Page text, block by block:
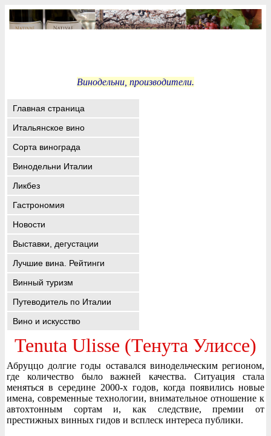
Винодельни, производители.
Главная страница
Итальянское вино
Сорта винограда
Винодельни Италии
Ликбез
Гастрономия
Новости
Выставки, дегустации
Лучшие вина. Рейтинги
Винный туризм
Путеводитель по Италии
Вино и искусство
Tenuta Ulisse (Тенута Улиссе)
Абруццо долгие годы оставался винодельческим регионом,
где количество было важней качества. Ситуация стала
меняться в середине 2000-х годов, когда появились новые
имена, современные технологии, внимательное отношение к
автохтонным сортам и, как следствие, премии от
престижных винных гидов и всплеск интереса публики.